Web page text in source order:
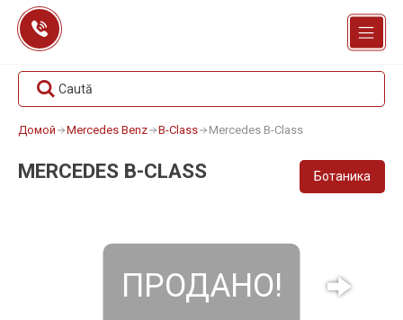
Перейти
содержанию
Caută
Домой Mercedes Benz B-Class Mercedes B-Class
MERCEDES B-CLASS Ботаника
ПРОДАНО!